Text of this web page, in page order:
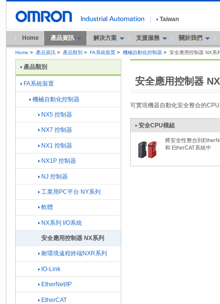
Taiwan
Home 產品資訊 解決方案 支援服務 關於我們
Home > 產品資訊 > 產品類別 > FA系統裝置 > 機械自動化控制器 > 安全應用控制器 NX系
安全應用控制器
可實現機器自動化安全整合的
安全CPU模組
將安全性整合到
和 EtherCAT系統中
產品類別
FA系統裝置
機械自動化控制器
NX5 控制器
NX7 控制器
NX1 控制器
NX1P 控制器
NJ 控制器
工業用PC平台 NY系列
軟體
NX系列 I/O系統
安全應用控制器 NX系列
耐環境遠程終端NXR系列
IO-Link
EtherNet/IP
EtherCAT